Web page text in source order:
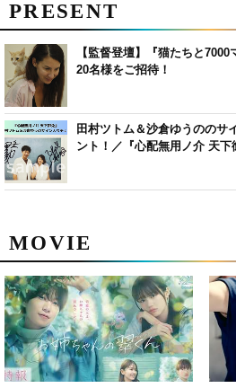
MOVIE
PRESENT
【監督登壇】『猫たちと
20名様をご招待！
田村ツトム＆沙倉ゆうののサ
ント！／『心配無用ノ介 天下